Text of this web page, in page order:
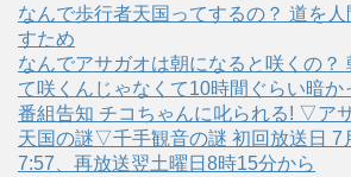
なんで歩行者天国ってするの？ 道を
すため
なんでアサガオは朝になると咲くの？
て咲くんじゃなくて10時間ぐらい暗か
番組告知 チコちゃんに叱られる! ▽ア
天国の謎▽千手観音の謎 初回放送日 7
7:57、再放送翌土曜日8時15分から